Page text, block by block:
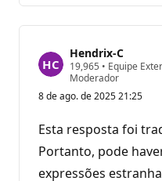
Hendrix-C
19,965 P
o
t
s
d
e
r
e
• Equipe
Moderador
8 de ago. de 2025 21:25
Esta resposta foi
Portanto, pode
expressões